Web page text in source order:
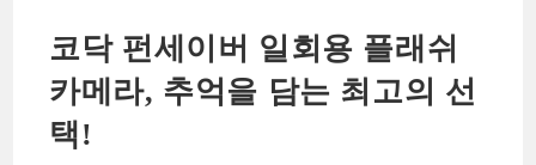
코닥 펀세이버 일회용 플래쉬
카메라, 추억을 담는 최고의 선
택!